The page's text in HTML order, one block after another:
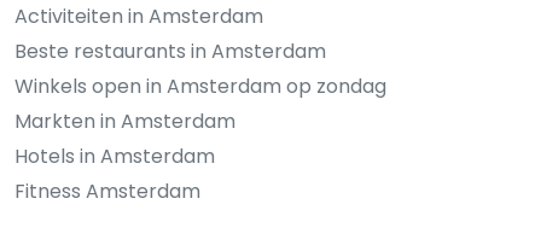
Activiteiten in Amsterdam
Beste restaurants in Amsterdam
Winkels open in Amsterdam op zondag
Markten in Amsterdam
Hotels in Amsterdam
Fitness Amsterdam